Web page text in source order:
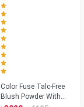
Color Fuse Talc-Free
Blush Powder With